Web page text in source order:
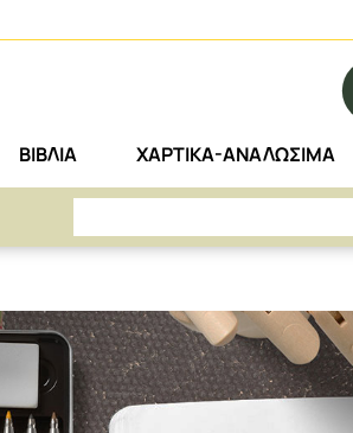
ΒΙΒΛΙΑ ΧΑΡΤΙΚΑ-ΑΝΑΛΩΣΙΜΑ